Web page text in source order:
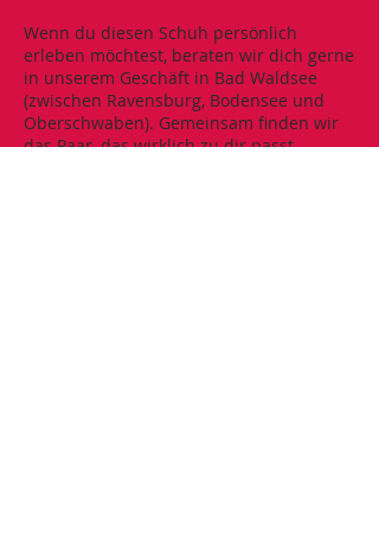
Wenn du diesen Schuh persönlich
erleben möchtest, beraten wir dich gerne
in unserem Geschäft in Bad Waldsee
(zwischen Ravensburg, Bodensee und
Oberschwaben). Gemeinsam finden wir
das Paar, das wirklich zu dir passt.